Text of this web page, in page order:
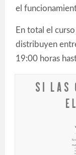
el
En total el
distribuyen
19:00 horas